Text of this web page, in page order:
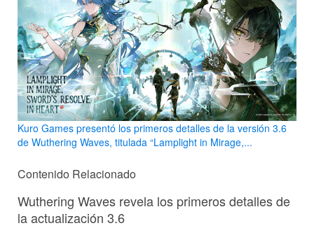
Kuro Games presentó los primeros detalles de la versión 3.6
de Wuthering Waves, titulada “Lamplight in Mirage,...
Contenido Relacionado
Wuthering Waves revela los primeros detalles de
la actualización 3.6